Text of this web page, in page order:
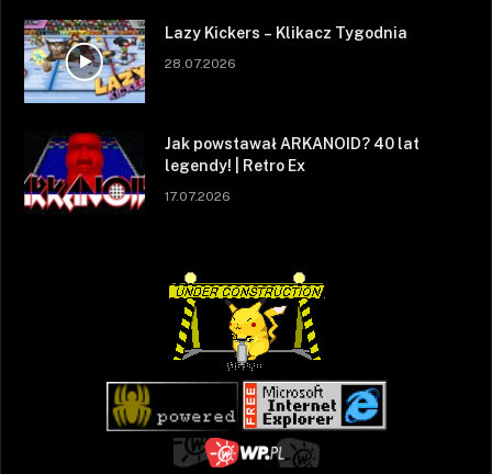
Lazy Kickers – Klikacz Tygodnia
28.07.2026
Jak powstawał ARKANOID? 40 lat
legendy! | Retro Ex
17.07.2026